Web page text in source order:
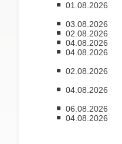
01.08.2026
03.08.2026
02.08.2026
04.08.2026
04.08.2026
02.08.2026
04.08.2026
06.08.2026
04.08.2026